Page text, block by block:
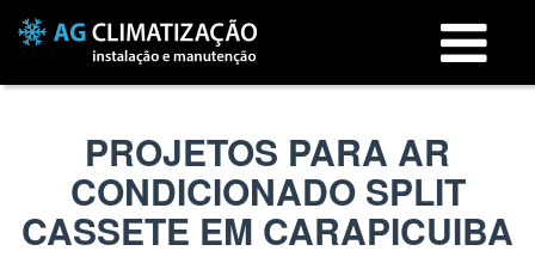
Menu
PROJETOS PARA AR
CONDICIONADO SPLIT
CASSETE EM CARAPICUIBA